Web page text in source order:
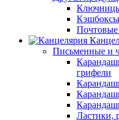
Кэшбоксы
Письменные и
грифели
Ластики,